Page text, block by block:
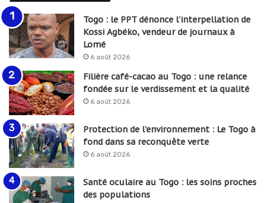
Togo : le PPT dénonce l’interpellation de
Kossi Agbéko, vendeur de journaux à
Lomé
6 août 2026
Filière café-cacao au Togo : une relance
fondée sur le verdissement et la qualité
6 août 2026
Protection de l’environnement : Le Togo à
fond dans sa reconquête verte
6 août 2026
Santé oculaire au Togo : les soins proches
des populations